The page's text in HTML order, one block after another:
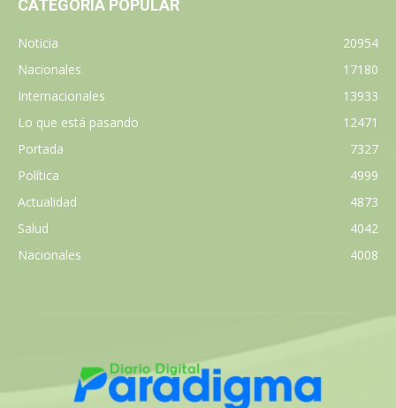
CATEGORÍA POPULAR
Noticia
20954
Nacionales
17180
Internacionales
13933
Lo que está pasando
12471
Portada
7327
Política
4999
Actualidad
4873
Salud
4042
Nacionales
4008